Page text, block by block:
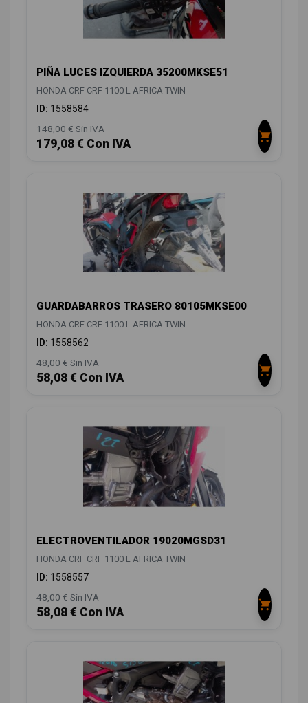
PIÑA LUCES IZQUIERDA 35200MKSE51
HONDA CRF CRF 1100 L AFRICA TWIN
ID: 1558584
148,00 € Sin IVA
179,08 € Con IVA
GUARDABARROS TRASERO 80105MKSE00
HONDA CRF CRF 1100 L AFRICA TWIN
ID: 1558562
48,00 € Sin IVA
58,08 € Con IVA
ELECTROVENTILADOR 19020MGSD31
HONDA CRF CRF 1100 L AFRICA TWIN
ID: 1558557
48,00 € Sin IVA
58,08 € Con IVA